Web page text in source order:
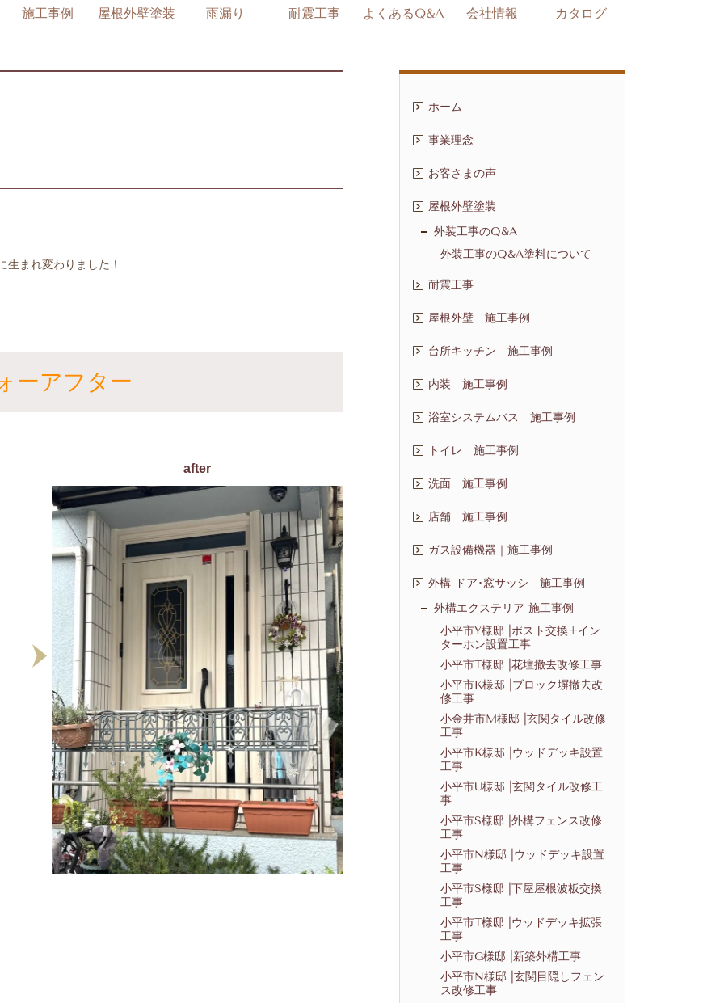
施工事例 屋根外壁塗装 雨漏り 耐震工事 よくあるQ&A 会社情報 カタログ
生まれ変わりました！
ーアフター
after
ホーム
事業理念
お客さまの声
屋根外壁塗装
外装工事のQ&A
外装工事のQ&A塗料について
耐震工事
屋根外壁 施工事例
台所キッチン 施工事例
内装 施工事例
浴室システムバス 施工事例
トイレ 施工事例
洗面 施工事例
店舗 施工事例
ガス設備機器｜施工事例
外構 ドア･窓サッシ 施工事例
外構エクステリア 施工事例
小平市Y様邸 |ポスト交換+イン
ターホン設置工事
小平市T様邸 |花壇撤去改修工事
小平市K様邸 |ブロック塀撤去改
修工事
小金井市M様邸 |玄関タイル改修
工事
小平市K様邸 |ウッドデッキ設置
工事
小平市U様邸 |玄関タイル改修工
事
小平市S様邸 |外構フェンス改修
工事
小平市N様邸 |ウッドデッキ設置
工事
小平市S様邸 |下屋屋根波板交換
工事
小平市T様邸 |ウッドデッキ拡張
工事
小平市G様邸 |新築外構工事
小平市N様邸 |玄関目隠しフェン
ス改修工事